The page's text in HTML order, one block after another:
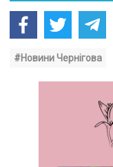
#Новини Чернігова